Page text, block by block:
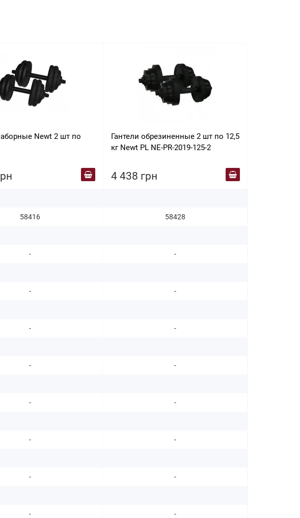
Newt 2 шт по
58416
-
-
-
-
-
-
-
-
Гантели обрезиненные 2 шт по 12,5
кг Newt PL NE-PR-2019-125-2
4 438 грн
58428
-
-
-
-
-
-
-
-